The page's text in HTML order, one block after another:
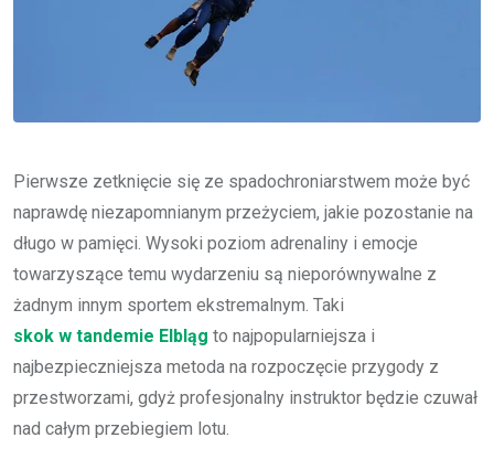
Pierwsze zetknięcie się ze spadochroniarstwem może być
naprawdę niezapomnianym przeżyciem, jakie pozostanie na
długo w pamięci. Wysoki poziom adrenaliny i emocje
towarzyszące temu wydarzeniu są nieporównywalne z
żadnym innym sportem ekstremalnym. Taki
skok w tandemie Elbląg to najpopularniejsza i
najbezpieczniejsza metoda na rozpoczęcie przygody z
przestworzami, gdyż profesjonalny instruktor będzie czuwał
nad całym przebiegiem lotu.